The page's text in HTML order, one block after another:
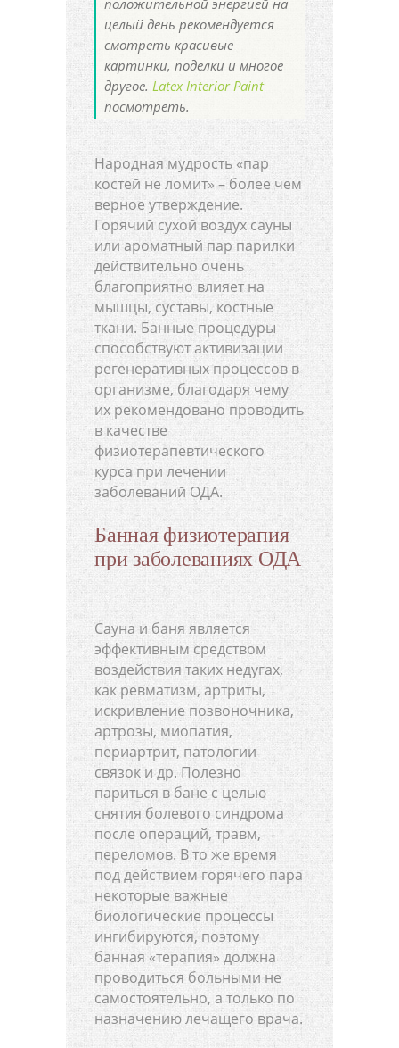
положительной энергией на
целый день рекомендуется
смотреть красивые
картинки, поделки и многое
другое.Latex Interior Paint
посмотреть.
Народная мудрость «пар
костей не ломит» – более чем
верное утверждение.
Горячий сухой воздух сауны
или ароматный пар парилки
действительно очень
благоприятно влияет на
мышцы, суставы, костные
ткани. Банные процедуры
способствуют активизации
регенеративных процессов в
организме, благодаря чему
их рекомендовано проводить
в качестве
физиотерапевтического
курса при лечении
заболеваний ОДА.
Банная физиотерапия
при заболеваниях ОДА
Сауна и баня является
эффективным средством
воздействия таких недугах,
как ревматизм, артриты,
искривление позвоночника,
артрозы, миопатия,
периартрит, патологии
связок и др. Полезно
париться в бане с целью
снятия болевого синдрома
после операций, травм,
переломов. В то же время
под действием горячего пара
некоторые важные
биологические процессы
ингибируются, поэтому
банная «терапия» должна
проводиться больными не
самостоятельно, а только по
назначению лечащего врача.